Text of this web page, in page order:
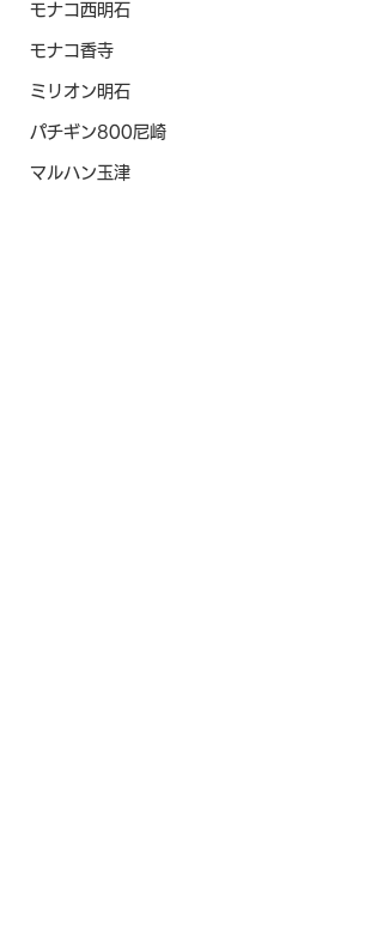
モナコ西明石
モナコ香寺
ミリオン明石
パチギン800尼崎
マルハン玉津